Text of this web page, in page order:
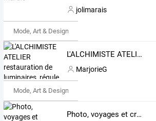
jolimarais
Mode, Art & Design
L'ALCHIMISTE ATELIER restauration de luminaires, régule et zinc d'art
MarjorieG
Mode, Art & Design
Photo, voyages et créations